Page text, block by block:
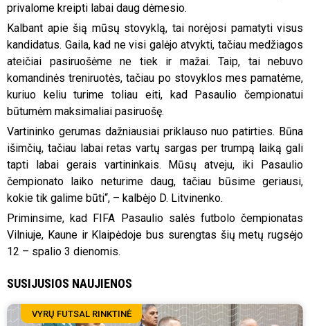
privalome kreipti labai daug dėmesio.
Kalbant apie šią mūsų stovyklą, tai norėjosi pamatyti visus
kandidatus. Gaila, kad ne visi galėjo atvykti, tačiau medžiagos
ateičiai pasiruošėme ne tiek ir mažai. Taip, tai nebuvo
komandinės treniruotės, tačiau po stovyklos mes pamatėme,
kuriuo keliu turime toliau eiti, kad Pasaulio čempionatui
būtumėm maksimaliai pasiruošę.
Vartininko gerumas dažniausiai priklauso nuo patirties. Būna
išimčių, tačiau labai retas vartų sargas per trumpą laiką gali
tapti labai gerais vartininkais. Mūsų atveju, iki Pasaulio
čempionato laiko neturime daug, tačiau būsime geriausi,
kokie tik galime būti“, – kalbėjo D. Litvinenko.
Priminsime, kad FIFA Pasaulio salės futbolo čempionatas
Vilniuje, Kaune ir Klaipėdoje bus surengtas šių metų rugsėjo
12 – spalio 3 dienomis.
SUSIJUSIOS NAUJIENOS
VYRŲ FUTSAL RINKTINĖ